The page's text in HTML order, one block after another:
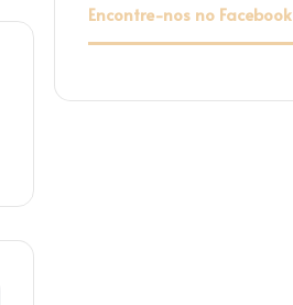
Encontre-nos no Facebook